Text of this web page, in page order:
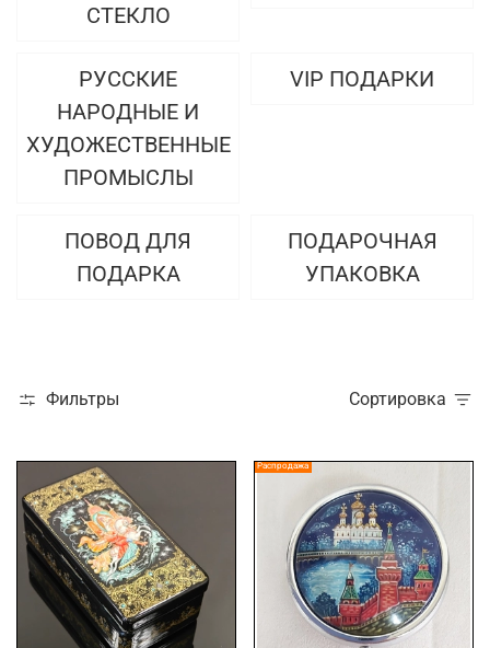
СТЕКЛО
РУССКИЕ
НАРОДНЫЕ И
ХУДОЖЕСТВЕННЫЕ
ПРОМЫСЛЫ
VIP ПОДАРКИ
ПОВОД ДЛЯ
ПОДАРКА
ПОДАРОЧНАЯ
УПАКОВКА
Фильтры Сортировка
Распродажа